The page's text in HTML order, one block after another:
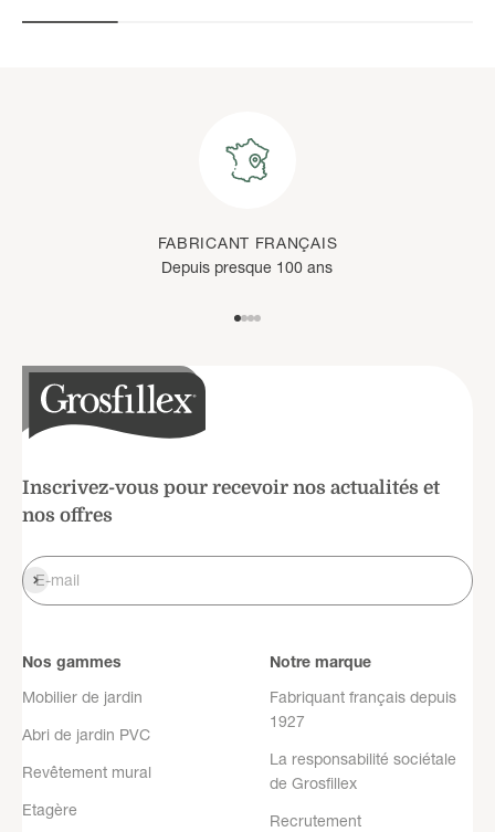
FABRICANT FRANÇAIS
Depuis presque 100 ans
Inscrivez-vous pour recevoir nos actualités et
nos offres
E-mail
S'inscrire
Nos gammes
Mobilier de jardin
Abri de jardin PVC
Revêtement mural
Etagère
Notre marque
Fabriquant français depuis
1927
La responsabilité sociétale
de Grosfillex
Recrutement